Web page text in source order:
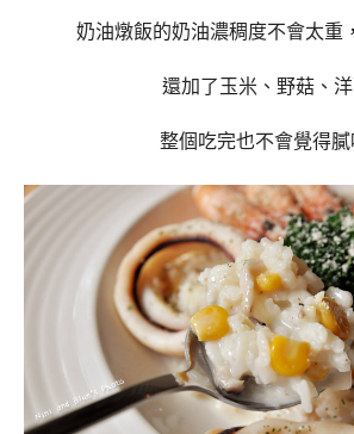
奶油燉飯的奶油濃稠度不會太重
還加了玉米、野菇、洋
整個吃完也不會覺得膩